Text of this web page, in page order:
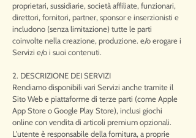
proprietari, sussidiarie, società affiliate, funzionari,
direttori, fornitori, partner, sponsor e inserzionisti e
includono (senza limitazione) tutte le parti
coinvolte nella creazione, produzione. e/o erogare i
Servizi e/o i suoi contenuti.
2. DESCRIZIONE DEI SERVIZI
Rendiamo disponibili vari Servizi anche tramite il
Sito Web e piattaforme di terze parti (come Apple
App Store o Google Play Store), inclusi giochi
online con vendita di articoli premium opzionali.
L'utente è responsabile della fornitura, a proprie